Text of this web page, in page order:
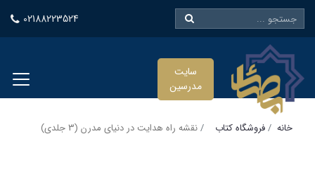
02188223524
سایت
مدرسین
خانه فروشگاه کتاب نقشه راه هدایت در دنیای مدرن (3 جلدی)